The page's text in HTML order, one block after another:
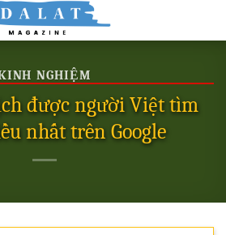
NGHIỆM
được người Việt tìm
nhất trên Google